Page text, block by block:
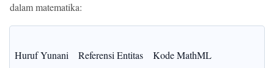
dalam matematika:
Huruf Yunani Referensi Entitas Kode MathML